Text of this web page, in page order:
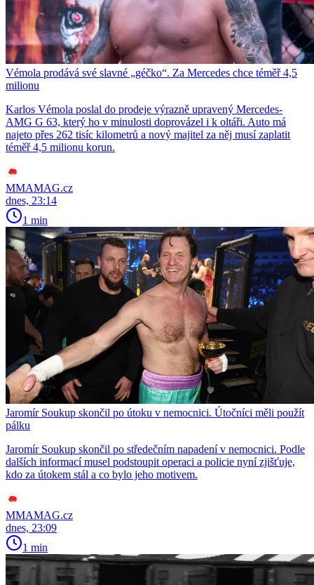
Vémola prodává své slavné „géčko“. Za Mercedes chce téměř 4,5
milionu
Karlos Vémola poslal do prodeje výrazně upravený Mercedes-
AMG G 63, který ho v minulosti doprovázel i k oltáři. Auto má
najeto přes 262 tisíc kilometrů a nový majitel za něj musí zaplatit
téměř 4,5 milionu korun.
MMAMAG.cz
dnes, 23:14
1 min
Jaromír Soukup skončil po útoku v nemocnici. Útočníci měli použít
pálku
Jaromír Soukup skončil po středečním napadení v nemocnici. Podle
dalších informací musel podstoupit operaci a policie nyní zjišťuje,
kdo za útokem stál a co bylo jeho motivem.
MMAMAG.cz
dnes, 23:09
1 min